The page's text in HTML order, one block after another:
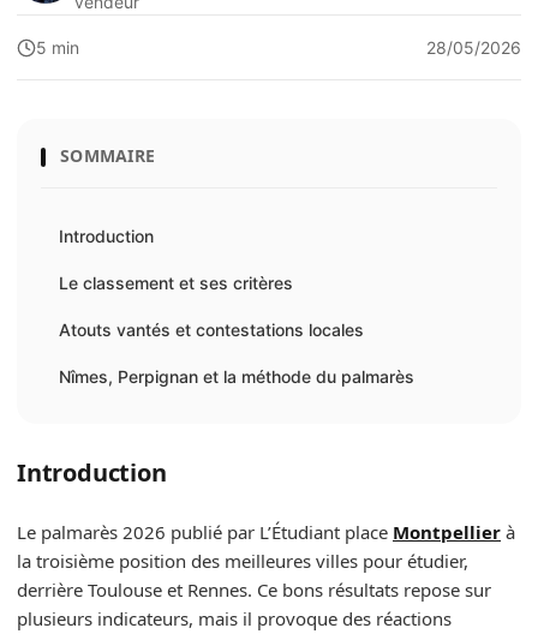
5 min 28/05/2026
SOMMAIRE
Introduction
Le classement et ses critères
Atouts vantés et contestations locales
Nîmes, Perpignan et la méthode du palmarès
Introduction
Le palmarès 2026 publié par L’Étudiant place Montpellier à
la troisième position des meilleures villes pour étudier,
derrière Toulouse et Rennes. Ce bons résultats repose sur
plusieurs indicateurs, mais il provoque des réactions